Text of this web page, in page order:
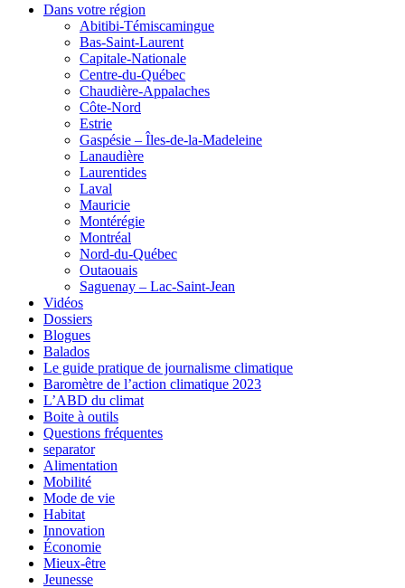
Dans votre région
Abitibi-Témiscamingue
Bas-Saint-Laurent
Capitale-Nationale
Centre-du-Québec
Chaudière-Appalaches
Côte-Nord
Estrie
Gaspésie – Îles-de-la-Madeleine
Lanaudière
Laurentides
Laval
Mauricie
Montérégie
Montréal
Nord-du-Québec
Outaouais
Saguenay – Lac-Saint-Jean
Vidéos
Dossiers
Blogues
Balados
Le guide pratique de journalisme climatique
Baromètre de l’action climatique 2023
L’ABD du climat
Boite à outils
Questions fréquentes
separator
Alimentation
Mobilité
Mode de vie
Habitat
Innovation
Économie
Mieux-être
Jeunesse